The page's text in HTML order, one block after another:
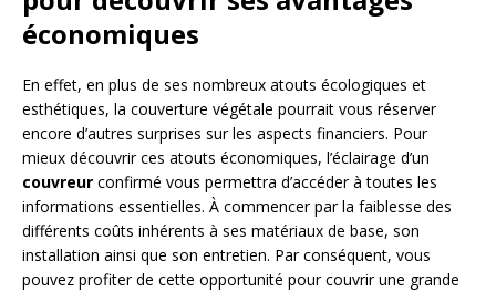
économiques
En effet, en plus de ses nombreux atouts écologiques et
esthétiques, la couverture végétale pourrait vous réserver
encore d’autres surprises sur les aspects financiers. Pour
mieux découvrir ces atouts économiques, l’éclairage d’un
couvreur confirmé vous permettra d’accéder à toutes les
informations essentielles. À commencer par la faiblesse des
différents coûts inhérents à ses matériaux de base, son
installation ainsi que son entretien. Par conséquent, vous
pouvez profiter de cette opportunité pour couvrir une grande